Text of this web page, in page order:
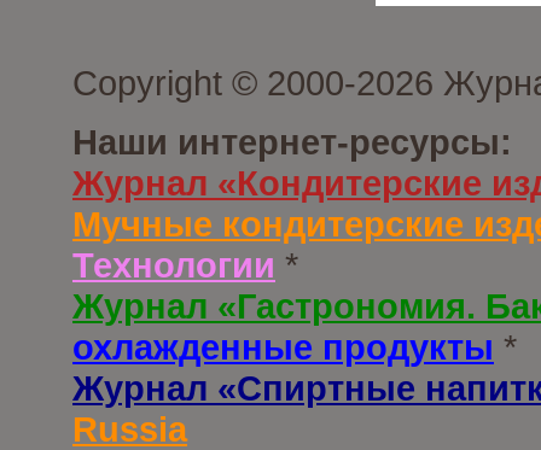
Copyright © 2000-2026
Наши интернет-ресурсы:
Журнал «Кондитерские
Мучные кондитерские
Технологии *
Журнал «Гастрономия.
охлажденные продукты *
Журнал «Спиртные
Russia